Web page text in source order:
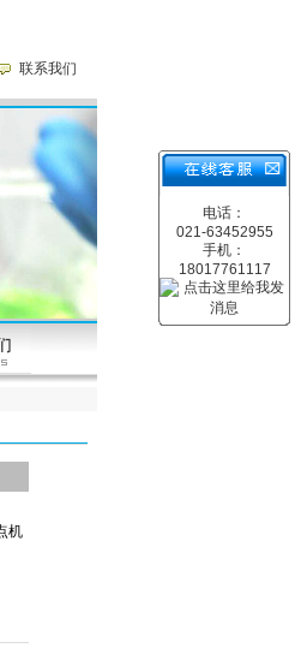
联系我们
电话：
021-63452955
手机：
18017761117